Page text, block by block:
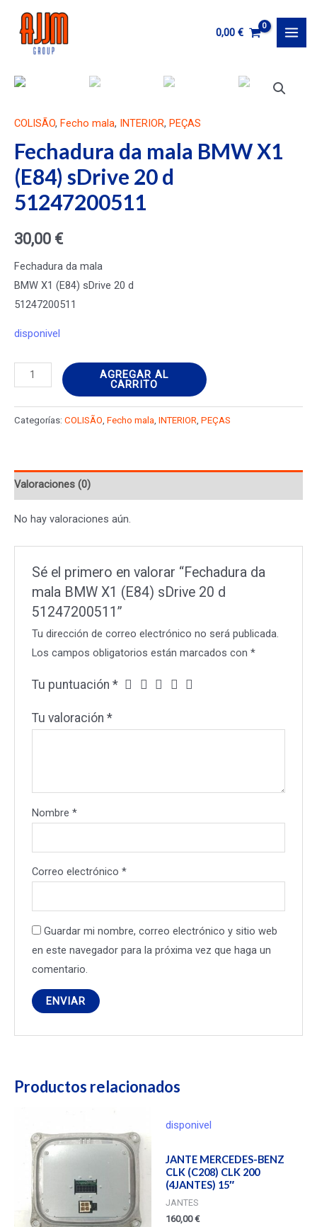
contenido
0,00 €
COLISÃO, Fecho mala, INTERIOR, PEÇAS
Fechadura da mala BMW X1
(E84) sDrive 20 d
51247200511
30,00 €
Fechadura da mala
BMW X1 (E84) sDrive 20 d
51247200511
disponivel
Fechadura
da
mala
BMW
sDrive
d
AGREGAR AL
CARRITO
Categorías: COLISÃO Fecho mala INTERIOR PEÇAS
Valoraciones (0)
No hay valoraciones aún.
Sé el primero en valorar “Fechadura da
mala BMW X1 (E84) sDrive 20 d
51247200511”
Tu dirección de correo electrónico no será publicada.
Los campos obligatorios están marcados con*
Tu puntuación*
Tu valoración*
Nombre*
Correo electrónico*
Guardar mi nombre, correo electrónico y sitio web
en este navegador para la próxima vez que haga un
comentario.
Productos relacionados
disponivel
JANTE MERCEDES-BENZ
CLK (C208) CLK 200
(4JANTES) 15″
JANTES
160,00€